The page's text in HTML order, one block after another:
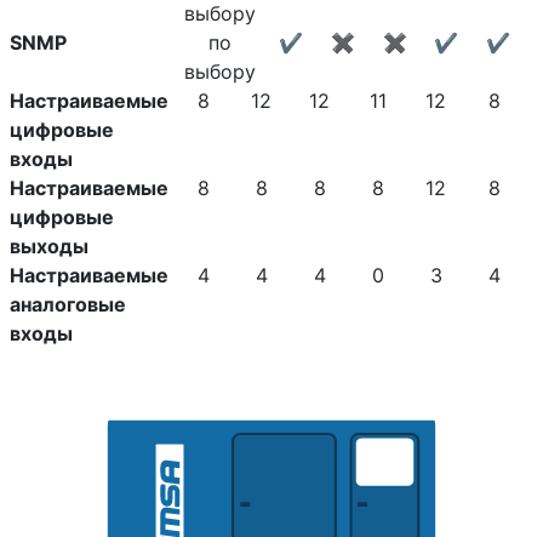
выбору
SNMP
по
выбору
✔ ✖ ✖ ✔ ✔
Настраиваемые
цифровые
входы
8 12 12 11 12 8
Настраиваемые
цифровые
выходы
8 8 8 8 12 8
Настраиваемые
аналоговые
входы
4 4 4 0 3 4